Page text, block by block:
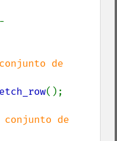
-
de
();
de